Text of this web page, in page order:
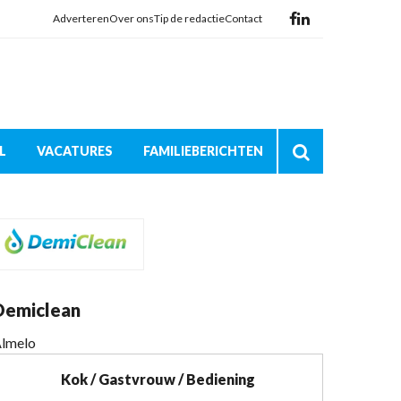
AdverterenOver onsTip de redactieContact
VACATURES FAMILIEBERICHTEN
Kok / Gastvrouw / Bediening